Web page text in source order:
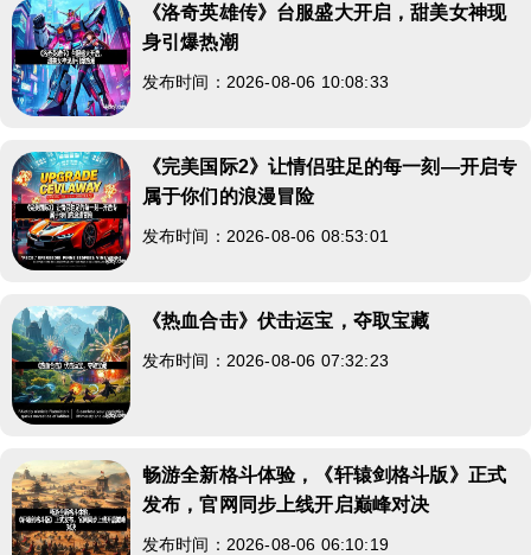
《洛奇英雄传》台服盛大开启，甜美女神现
身引爆热潮
发布时间：2026-08-06 10:08:33
《完美国际2》让情侣驻足的每一刻—开启专
属于你们的浪漫冒险
发布时间：2026-08-06 08:53:01
《热血合击》伏击运宝，夺取宝藏
发布时间：2026-08-06 07:32:23
畅游全新格斗体验，《轩辕剑格斗版》正式
发布，官网同步上线开启巅峰对决
发布时间：2026-08-06 06:10:19